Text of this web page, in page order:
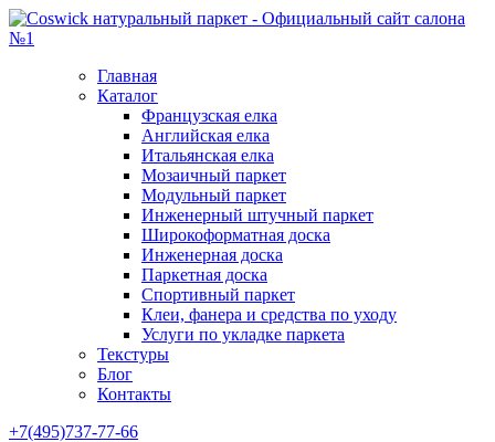
Главная
Каталог
Французская елка
Английская елка
Итальянская елка
Мозаичный паркет
Модульный паркет
Инженерный штучный паркет
Широкоформатная доска
Инженерная доска
Паркетная доска
Спортивный паркет
Клеи, фанера и средства по уходу
Услуги по укладке паркета
Текстуры
Блог
Контакты
+7(495)737-77-66